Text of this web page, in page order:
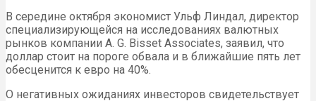
В середине октября экономист Ульф Линдал, директор
специализирующейся на исследованиях валютных
рынков компании A. G. Bisset Associates, заявил, что
доллар стоит на пороге обвала и в ближайшие пять лет
обесценится к евро на 40%.
О негативных ожиданиях инвесторов свидетельствует